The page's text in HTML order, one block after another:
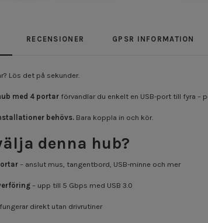
RECENSIONER GPSR INFORMATION
Lös det på sekunder.
med 4 portar förvandlar du enkelt en USB-port till fyra
behövs. Bara koppla in och kör.
denna hub?
– anslut mus, tangentbord, USB-minne och mer
– upp till 5 Gbps med USB 3.0
direkt utan drivrutiner